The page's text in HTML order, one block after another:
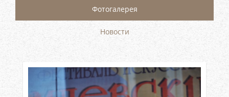
Фотогалерея
Новости